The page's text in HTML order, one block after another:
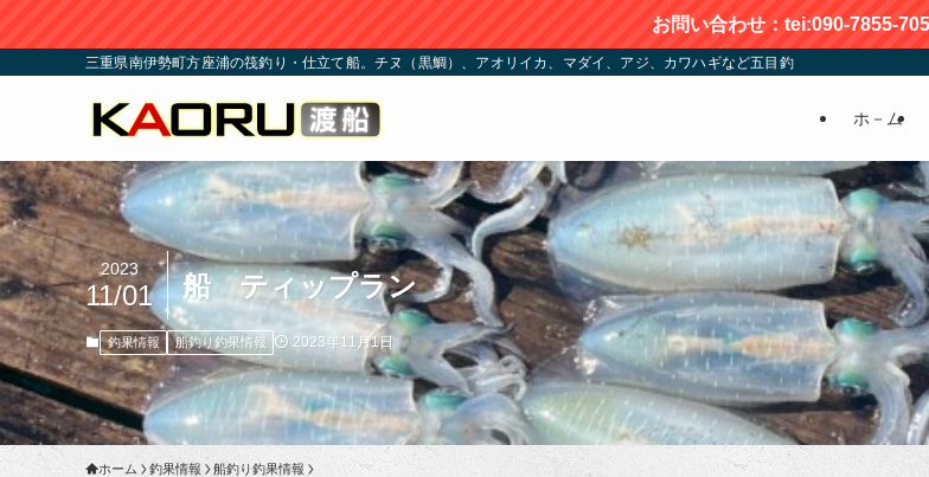
お問い合わせ：tei:090-7855-
三重県南伊勢町方座浦の筏釣り・仕立て船。チヌ（黒鯛）、アオリイカ、マダイ、アジ、カワハギなど五目釣りが楽しめる | かお
ホ－ム
船 ティップラン
2023
11/01
釣果情報 船釣り釣果情報 2023年11月1日
ホーム 釣果情報 船釣り釣果情報